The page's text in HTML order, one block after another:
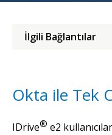
İlgili Bağlantılar
Okta ile Tek
IDrive® e2